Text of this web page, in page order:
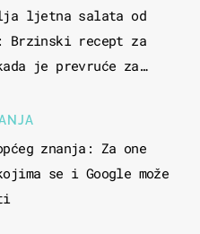
ljetna salata od
Brzinski recept za
je prevruće za
znanja: Za one
se i Google može